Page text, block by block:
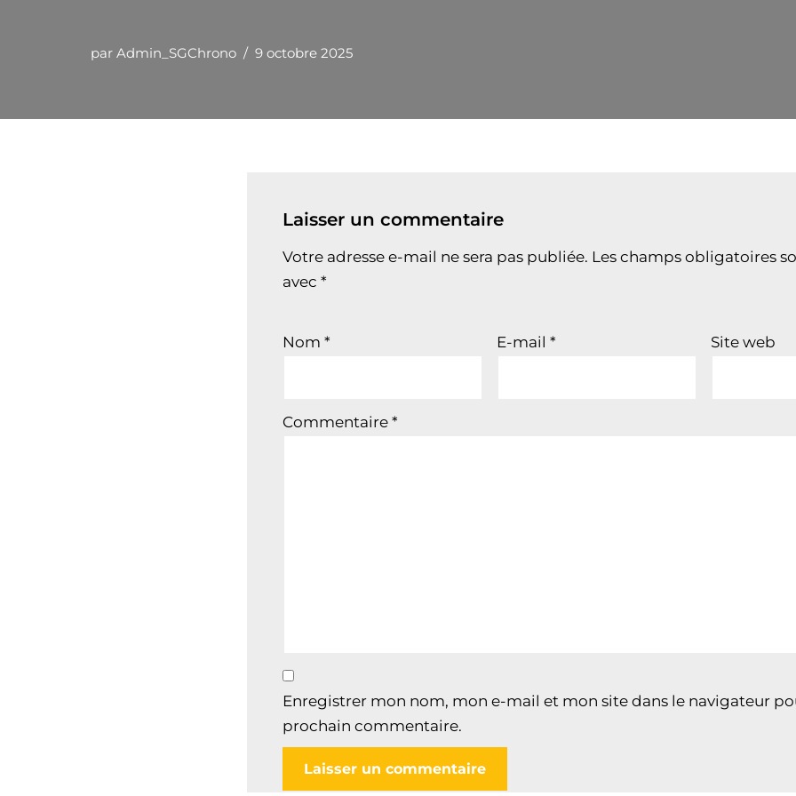
par Admin_SGChrono 9 octobre 2025
Laisser un commentaire
Votre adresse e-mail ne sera pas publiée. Les champs obligatoires
avec *
Nom * E-mail * Site web
Commentaire *
Enregistrer mon nom, mon e-mail et mon site dans le navigateur
prochain commentaire.